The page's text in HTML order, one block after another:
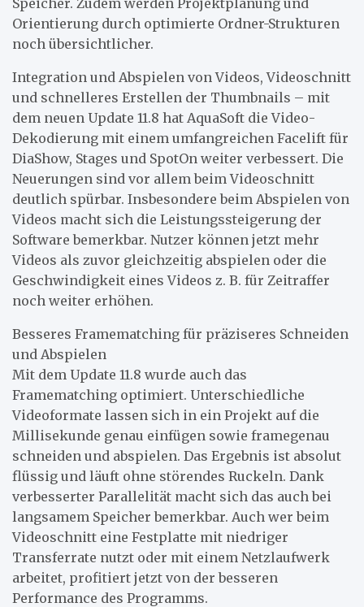
Orientierung durch optimierte Ordner-Strukturen
noch übersichtlicher.
Integration und Abspielen von Videos, Videoschnitt
und schnelleres Erstellen der Thumbnails – mit
dem neuen Update 11.8 hat AquaSoft die Video-
Dekodierung mit einem umfangreichen Facelift für
DiaShow, Stages und SpotOn weiter verbessert. Die
Neuerungen sind vor allem beim Videoschnitt
deutlich spürbar. Insbesondere beim Abspielen von
Videos macht sich die Leistungssteigerung der
Software bemerkbar. Nutzer können jetzt mehr
Videos als zuvor gleichzeitig abspielen oder die
Geschwindigkeit eines Videos z. B. für Zeitraffer
noch weiter erhöhen.
Besseres Framematching für präziseres Schneiden
und Abspielen
Mit dem Update 11.8 wurde auch das
Framematching optimiert. Unterschiedliche
Videoformate lassen sich in ein Projekt auf die
Millisekunde genau einfügen sowie framegenau
schneiden und abspielen. Das Ergebnis ist absolut
flüssig und läuft ohne störendes Ruckeln. Dank
verbesserter Parallelität macht sich das auch bei
langsamem Speicher bemerkbar. Auch wer beim
Videoschnitt eine Festplatte mit niedriger
Transferrate nutzt oder mit einem Netzlaufwerk
arbeitet, profitiert jetzt von der besseren
Performance des Programms.